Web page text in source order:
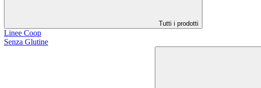
Tutti i prodotti
Linee Coop
Senza Glutine